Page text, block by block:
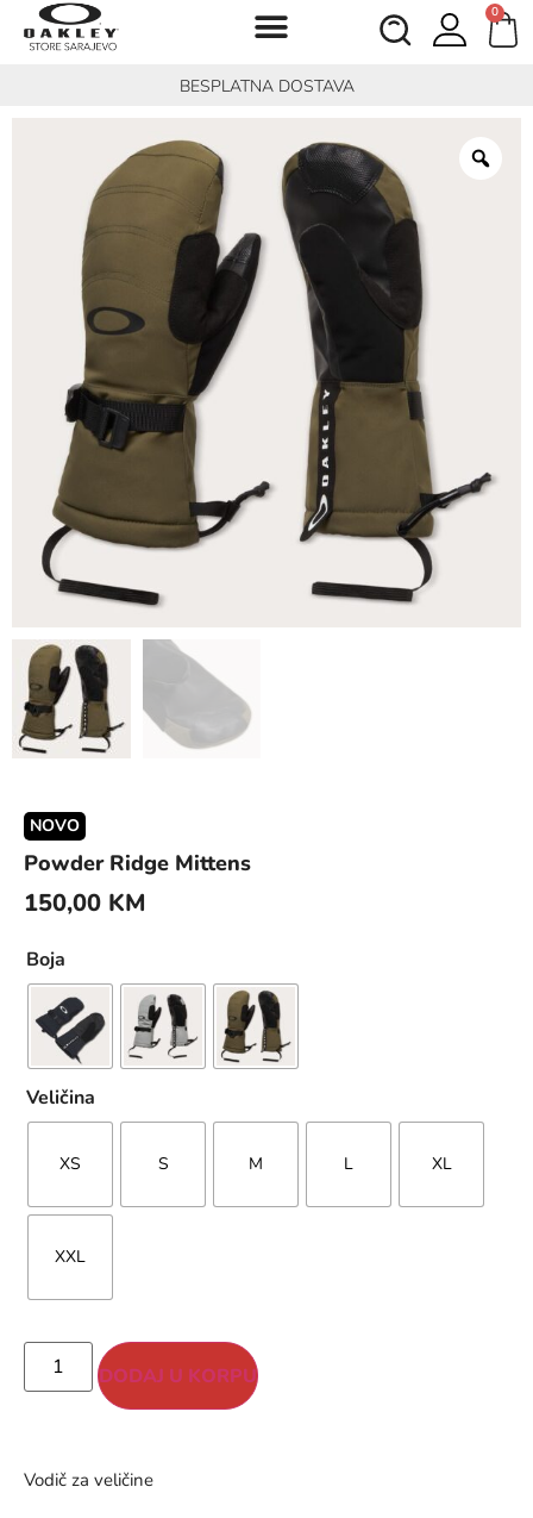
0
BESPLATNA DOSTAVA
NOVO
Powder Ridge Mittens
150,00 KM
Boja
Veličina
XS S M L XL
XXL
DODAJ U KORPU
Vodič za veličine